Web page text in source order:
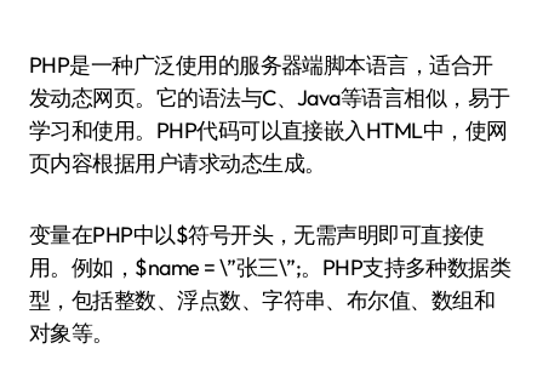
PHP是一种广泛使用的服务器端脚本语言，适合开
发动态网页。它的语法与C、Java等语言相似，易于
学习和使用。PHP代码可以直接嵌入HTML中，使网
页内容根据用户请求动态生成。
变量在PHP中以$符号开头，无需声明即可直接使
用。例如，$name = \”张三\”;。PHP支持多种数据类
型，包括整数、浮点数、字符串、布尔值、数组和
对象等。